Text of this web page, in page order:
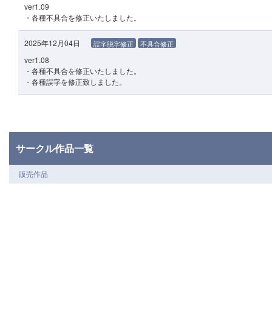
ver1.09
・各種不具合を修正いたしました。
2025年12月04日 誤字脱字修正 不具合修正
ver1.08
・各種不具合を修正いたしました。
・各種誤字を修正致しました。
サークル作品一覧
販売作品